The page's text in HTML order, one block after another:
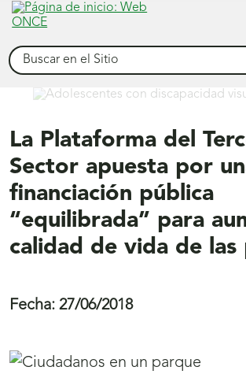
Buscar
Comprometidos
La Plataforma del
Sector apuesta por
financiación pública
“equilibrada” para
calidad de vida de las
Fecha: 27/06/2018